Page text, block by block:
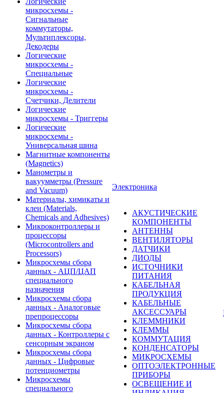
микросхемы -
Сигнальные
коммутаторы,
Мультиплексоры,
Декодеры
Логические
микросхемы -
Специальные
Логические
микросхемы -
Счетчики, Делители
Логические
микросхемы - Триггеры
Логические
микросхемы -
Универсальная шина
Магнитные компоненты
(Magnetics)
Манометры и
вакуумметры (Pressure
and Vacuum)
Материалы, химикаты и
клеи (Materials,
Chemicals and Adhesives)
Микроконтроллеры и
процессоры
(Microcontrollers and
Processors)
Микросхемы сбора
данных - АЦП/ЦАП
специального
назначения
Микросхемы сбора
данных - Аналоговые
препроцессоры
Микросхемы сбора
данных - Контроллеры с
сенсорным экраном
Микросхемы сбора
данных - Цифровые
потенциометры
Микросхемы
специального
Электроника
АКУСТИЧЕСКИЕ
КОМПОНЕНТЫ
АНТЕННЫ
ВЕНТИЛЯТОРЫ
ДАТЧИКИ
ДИОДЫ
ИСТОЧНИКИ
ПИТАНИЯ
КАБЕЛЬНАЯ
ПРОДУКЦИЯ
КАБЕЛЬНЫЕ
АКСЕССУАРЫ
КЛЕММНИКИ
КЛЕММЫ
КОММУТАЦИЯ
КОНДЕНСАТОРЫ
МИКРОСХЕМЫ
ОПТОЭЛЕКТРОННЫЕ
ПРИБОРЫ
ОСВЕЩЕНИЕ И